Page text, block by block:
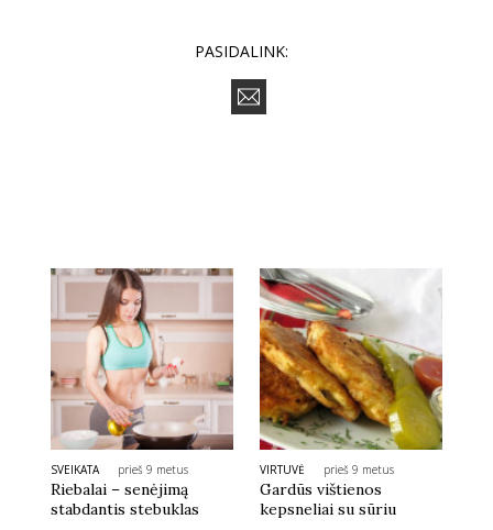
PASIDALINK:
SVEIKATA prieš 9 metus
Riebalai – senėjimą
stabdantis stebuklas
VIRTUVĖ prieš 9 metus
Gardūs vištienos
kepsneliai su sūriu